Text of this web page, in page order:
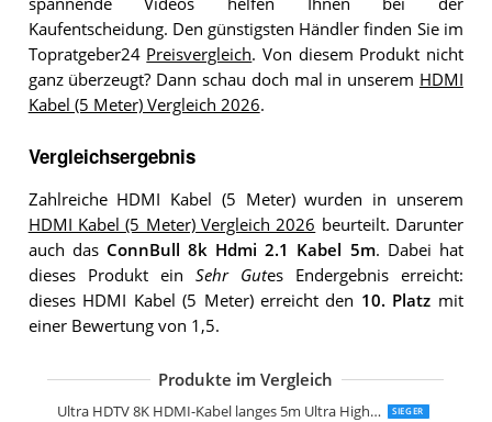
spannende Videos helfen Ihnen bei der
Kaufentscheidung. Den günstigsten Händler finden Sie im
Topratgeber24 Preisvergleich. Von diesem Produkt nicht
ganz überzeugt? Dann schau doch mal in unserem HDMI
Kabel (5 Meter) Vergleich 2026.
Vergleichsergebnis
Zahlreiche HDMI Kabel (5 Meter) wurden in unserem
HDMI Kabel (5 Meter) Vergleich 2026 beurteilt. Darunter
auch das ConnBull 8k Hdmi 2.1 Kabel 5m. Dabei hat
dieses Produkt ein Sehr Gutes Endergebnis erreicht:
dieses HDMI Kabel (5 Meter) erreicht den 10. Platz mit
einer Bewertung von 1,5.
Produkte im Vergleich
Ultra HDTV 8K HDMI-Kabel langes 5m Ultra High Speed Hdmi 2.1 Kabel SIEGER
Zertifiziertes 10K 8K Hdmi 2.1 Kabel
Hama Hdmi Kabel 5 Meter Ultra High
KabelDirekt 4K Hdmi Kabel 5m
Ultra HDTV 4K HDMI Kabel 5m
KabelDirekt 4K Hdmi Kabel 5m Pro
Highwings Hdmi Kabel 5Meter 8K
CSL-Computer CSL 8k 4k Hdmi Kabel
deleyCON 5m Hdmi Kabel Hdmi 2.0
AmazonBasics Geflochtenes HDMI-
Hama High Speed HDMI-Kabel 5m